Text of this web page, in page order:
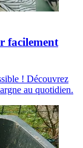
facilement
! Découvrez
au quotidien.